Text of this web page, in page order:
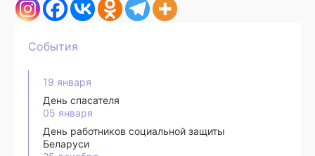
События
19 января
День спасателя
05 января
День работников социальной защиты
Беларуси